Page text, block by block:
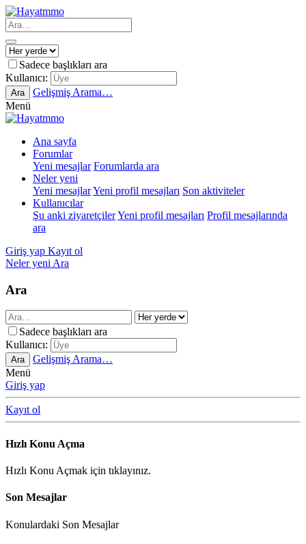
Sadece başlıkları ara
Kullanıcı:
Ara
Gelişmiş Arama…
Menü
Ana sayfa
Forumlar
Yeni mesajlar Forumlarda ara
Neler yeni
Yeni mesajlarYeni profil mesajları Son aktiviteler
Kullanıcılar
Şu anki ziyaretçilerYeni profil mesajları Profil mesajlarında
ara
Giriş yap Kayıt ol
Neler yeni Ara
Ara
Sadece başlıkları ara
Kullanıcı:
Ara
Gelişmiş Arama…
Menü
Giriş yap
Kayıt ol
Hızlı Konu Açma
Hızlı Konu Açmak için tıklayınız.
Son Mesajlar
Konulardaki Son Mesajlar